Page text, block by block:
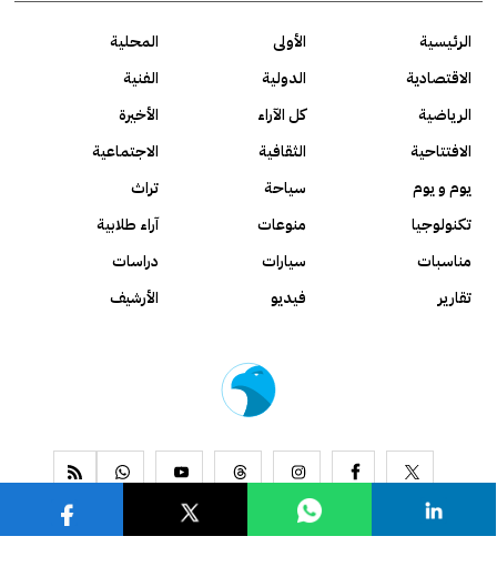
الرئيسية الأولى
المحلية
الاقتصادية
الدولية
الفنية
الرياضية
كل الآراء
الأخيرة
الافتتاحية
الثقافية
الاجتماعية
يوم و يوم
سياحة
تراث
تكنولوجيا
منوعات
آراء طلابية
مناسبات
سيارات
دراسات
تقارير
فيديو الأرشيف